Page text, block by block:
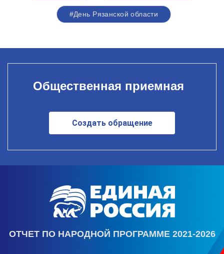
#День Рязанской области
Общественная приемная
Создать обращение
ОТЧЕТ ПО НАРОДНОЙ ПРОГРАММЕ 2021-2026